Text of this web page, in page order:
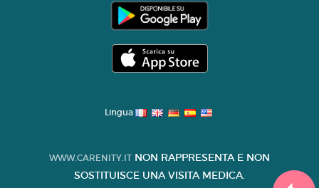
Lingua
WWW.CARENITY.IT NON RAPPRESENTA E NON
SOSTITUISCE UNA VISITA MEDICA.